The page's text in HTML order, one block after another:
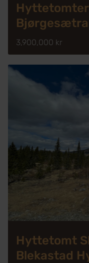
Bjørgesætra
3,900,000 kr
Hyttetomt
Blekastad